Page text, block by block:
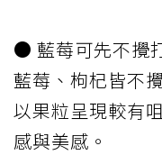
● 藍莓可先不攪
藍莓、枸杞皆不
以果粒呈現較有
感與美感。